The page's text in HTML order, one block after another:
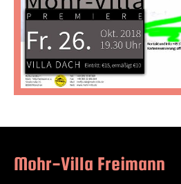
Mohr-Villa Freimann